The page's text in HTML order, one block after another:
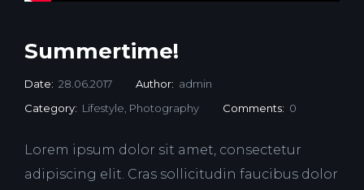
Summertime!
Date: 28.06.2017 Author: admin
Category: Lifestyle, Photography Comments: 0
Lorem ipsum dolor sit amet, consectetur
adipiscing elit. Cras sollicitudin faucibus dolor